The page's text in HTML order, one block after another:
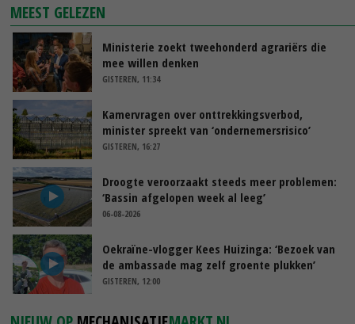
MEEST GELEZEN
Ministerie zoekt tweehonderd agrariërs die
mee willen denken
GISTEREN, 11:34
Kamervragen over onttrekkingsverbod,
minister spreekt van ‘ondernemersrisico’
GISTEREN, 16:27
Droogte veroorzaakt steeds meer problemen:
‘Bassin afgelopen week al leeg’
06-08-2026
Oekraïne-vlogger Kees Huizinga: ‘Bezoek van
de ambassade mag zelf groente plukken’
GISTEREN, 12:00